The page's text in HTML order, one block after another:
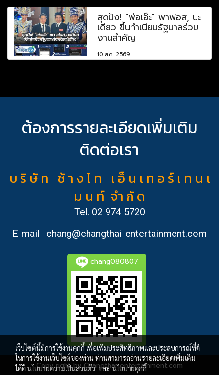
สุดปัง! "พ่อเอ๊ะ" พาฟอส, นะ
เดียว ขึ้นทำเนียบรัฐบาลร่วม
งานสำคัญ
10 ส.ค. 2569
ต้องการรายละเอียดเพิ่มเติม
ติดต่อเรา
บ ริ ษั ท ช้ า ง ไ ท เ อ็ น เ ท อ ร์ เ ท น เ
ม น ท์ จำ กั ด
Tel. 02 974 5720
E-mail
chang@changthai-entertainment.com
chang080807
Copy right by Changthai-entertainment.com
เว็บไซต์นี้มีการใช้งานคุกกี้ เพื่อเพิ่มประสิทธิภาพและประสบการณ์ที่ดี
ในการใช้งานเว็บไซต์ของท่าน ท่านสามารถอ่านรายละเอียดเพิ่มเติม
ได้ที่นโยบายความเป็นส่วนตัวและนโยบายคุกกี้